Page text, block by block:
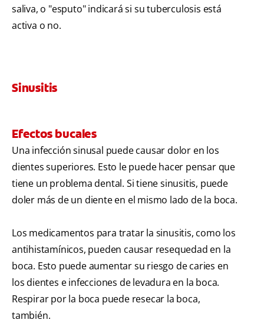
saliva, o "esputo" indicará si su tuberculosis está
activa o no.
Sinusitis
Efectos bucales
Una infección sinusal puede causar dolor en los
dientes superiores. Esto le puede hacer pensar que
tiene un problema dental. Si tiene sinusitis, puede
doler más de un diente en el mismo lado de la boca.
Los medicamentos para tratar la sinusitis, como los
antihistamínicos, pueden causar resequedad en la
boca. Esto puede aumentar su riesgo de caries en
los dientes e infecciones de levadura en la boca.
Respirar por la boca puede resecar la boca,
también.